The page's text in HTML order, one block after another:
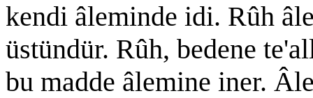
kendi âleminde idi. Rûh
üstündür. Rûh, bedene
bu madde âlemine iner.